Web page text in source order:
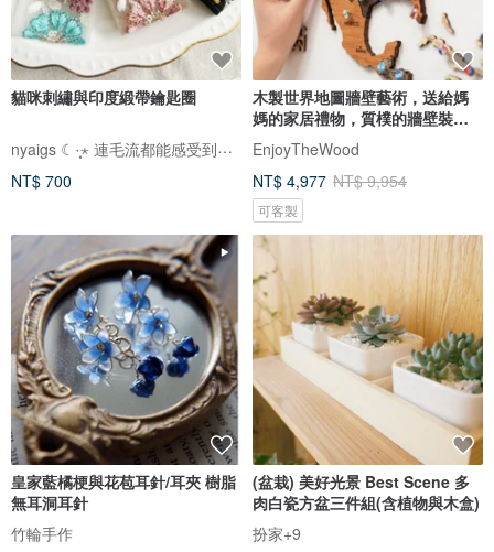
貓咪刺繡與印度緞帶鑰匙圈
nyaigs ☾·̩͙⋆ 連毛流都能感受到的貓咪刺繡
NT$ 700
木製世界地圖牆壁藝術，送給媽
媽的家居禮物，質樸的牆壁裝
飾，3D 世界地圖
EnjoyTheWood
NT$ 4,977 NT$ 9,954
可客製
皇家藍橘梗與花苞耳針/耳夾 樹脂
無耳洞耳針
竹輪手作
(盆栽) 美好光景 Best Scene 多
肉白瓷方盆三件組(含植物與木盒)
扮家+9